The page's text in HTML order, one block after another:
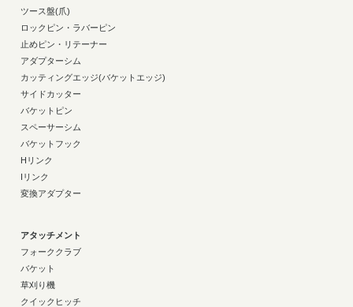
ツース盤(爪)
ロックピン・ラバーピン
止めピン・リテーナー
アダプターシム
カッティングエッジ(バケットエッジ)
サイドカッター
バケットピン
スペーサーシム
バケットフック
Hリンク
Iリンク
変換アダプター
アタッチメント
フォーククラブ
バケット
草刈り機
クイックヒッチ